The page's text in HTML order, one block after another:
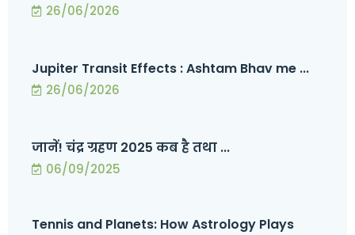
26/06/2026
Jupiter Transit Effects : Ashtam Bhav me ...
26/06/2026
जानें! चंद्र ग्रहण 2025 कब है तथा ...
06/09/2025
Tennis and Planets: How Astrology Plays